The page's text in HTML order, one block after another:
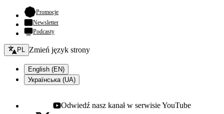
Promocje- otwiera się w nowej karcie
Newsletter
Podcasty
Zmień język - bieżący:
PL Zmień język strony
English (EN)
Українська (UA)
Youtube - otwiera się w nowej karcie
Odwiedź nasz kanał w serwisie YouTube